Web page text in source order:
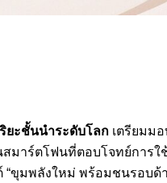
ยะชั้นนำระดับโลก เตรียมม
มาร์ตโฟนที่ตอบโจทย์การ
ขุมพลังใหม่ พร้อมชนรอบด้